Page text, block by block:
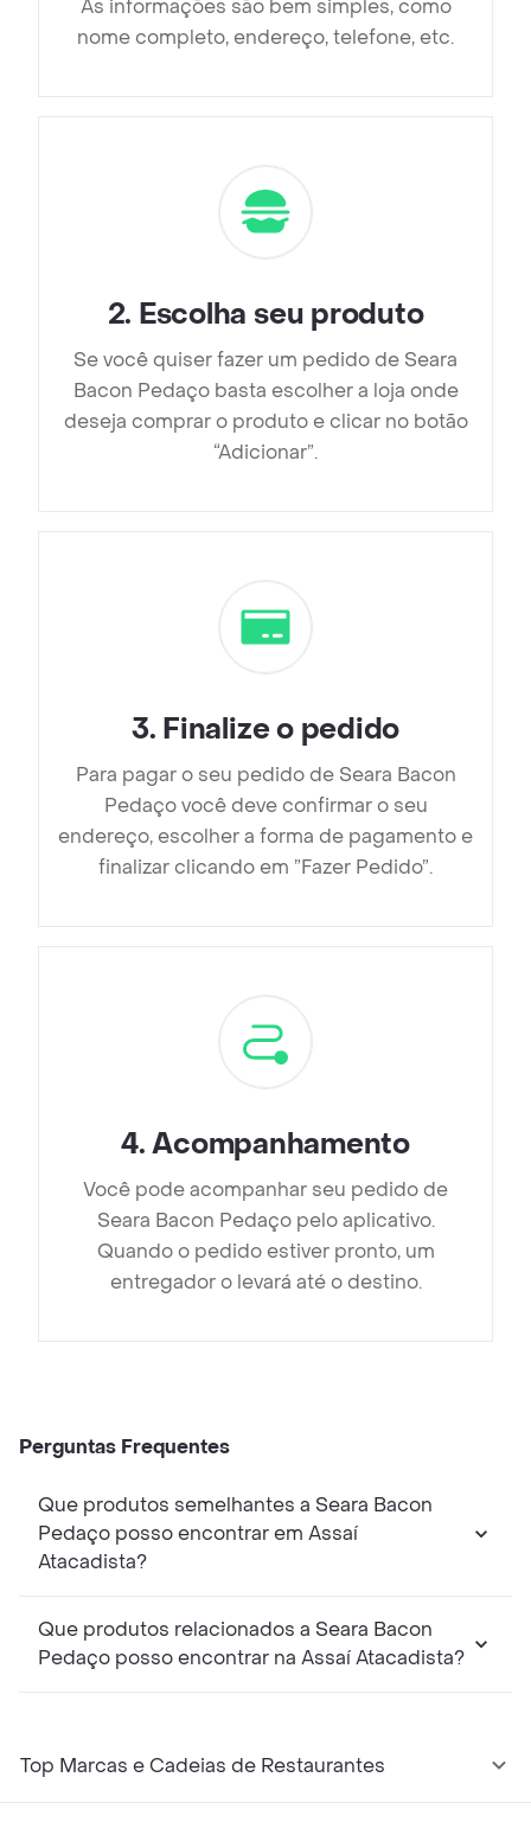
As informações são bem simples, como
nome completo, endereço, telefone, etc.
2. Escolha seu produto
Se você quiser fazer um pedido de Seara
Bacon Pedaço basta escolher a loja onde
deseja comprar o produto e clicar no botão
“Adicionar”.
3. Finalize o pedido
Para pagar o seu pedido de Seara Bacon
Pedaço você deve confirmar o seu
endereço, escolher a forma de pagamento e
finalizar clicando em ”Fazer Pedido”.
4.Acompanhamento
Você pode acompanhar seu pedido de
Seara Bacon Pedaço pelo aplicativo.
Quando o pedido estiver pronto, um
entregador o levará até o destino.
Perguntas Frequentes
Que produtos semelhantes a Seara Bacon
Pedaço posso encontrar em Assaí
Atacadista?
Que produtos relacionados a Seara Bacon
Pedaço posso encontrar na Assaí Atacadista?
Top Marcas e Cadeias de Restaurantes